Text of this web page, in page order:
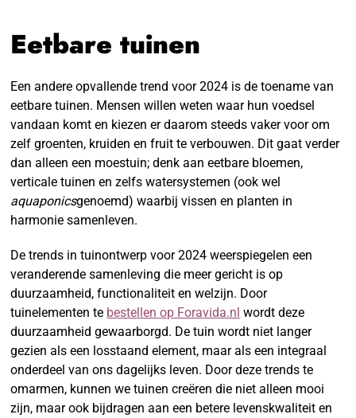
Eetbare tuinen
Een andere opvallende trend voor 2024 is de toename van
eetbare tuinen. Mensen willen weten waar hun voedsel
vandaan komt en kiezen er daarom steeds vaker voor om
zelf groenten, kruiden en fruit te verbouwen. Dit gaat verder
dan alleen een moestuin; denk aan eetbare bloemen,
verticale tuinen en zelfs watersystemen (ook wel
aquaponicsgenoemd) waarbij vissen en planten in
harmonie samenleven.
De trends in tuinontwerp voor 2024 weerspiegelen een
veranderende samenleving die meer gericht is op
duurzaamheid, functionaliteit en welzijn. Door
tuinelementen te bestellen op Foravida.nl wordt deze
duurzaamheid gewaarborgd. De tuin wordt niet langer
gezien als een losstaand element, maar als een integraal
onderdeel van ons dagelijks leven. Door deze trends te
omarmen, kunnen we tuinen creëren die niet alleen mooi
zijn, maar ook bijdragen aan een betere levenskwaliteit en